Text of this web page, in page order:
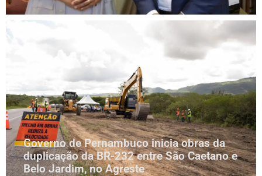
Governo de Pernambuco inicia obras da
duplicação da BR-232 entre São Caetano e
Belo Jardim, no Agreste